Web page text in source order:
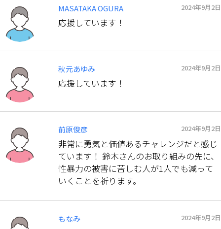
MASATAKA OGURA 2024年9月2日
応援しています！
秋元あゆみ 2024年9月2日
応援しています！
前原俊彦 2024年9月2日
非常に勇気と価値あるチャレンジだと感じ
ています！ 鈴木さんのお取り組みの先に、
性暴力の被害に苦しむ人が1人でも減って
いくことを祈ります。
もなみ 2024年9月2日